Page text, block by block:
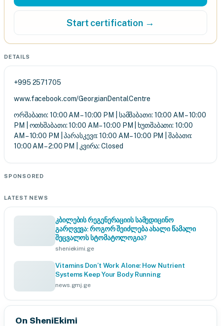
Start certification →
DETAILS
+995 2571705
www.facebook.com/GeorgianDentalCentre
ორშაბათი: 10:00 AM – 10:00 PM | სამშაბათი: 10:00 AM – 10:00
PM | ოთხშაბათი: 10:00 AM – 10:00 PM | ხუთშაბათი: 10:00
AM – 10:00 PM | პარასკევი: 10:00 AM – 10:00 PM | შაბათი:
10:00 AM – 2:00 PM | კვირა: Closed
SPONSORED
LATEST NEWS
კბილების რეგენერაციის სამედიცინო
გარღვევა: როგორ შეიძლება ახალი წამალი
შეცვალოს სტომატოლოგია?
sheniekimi.ge
Vitamins Don’t Work Alone: How Nutrient
Systems Keep Your Body Running
news.gmj.ge
On SheniEkimi